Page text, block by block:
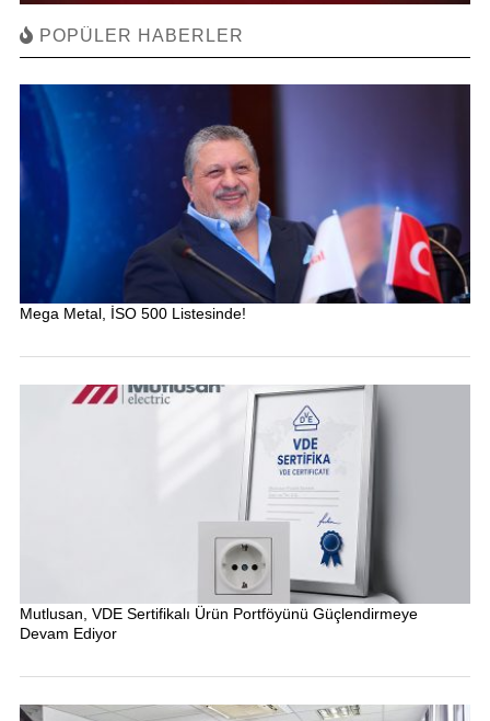
POPÜLER HABERLER
Mega Metal, İSO 500 Listesinde!
Mutlusan, VDE Sertifikalı Ürün Portföyünü Güçlendirmeye
Devam Ediyor